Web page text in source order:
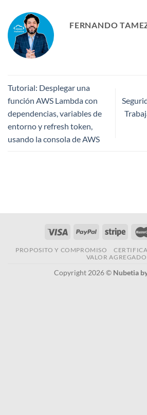
FERNANDO
Tutorial: Desplegar una
función AWS Lambda con
dependencias, variables de
entorno y refresh token,
usando la consola de AWS
PROPOSITO Y COMPROMISO
VALOR AGREGADO
Copyright 2026 © Nubetia